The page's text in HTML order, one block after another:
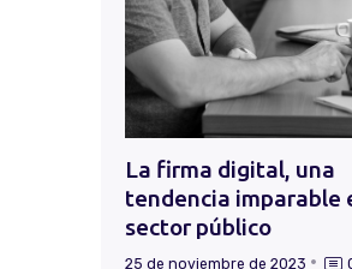
La firma digital, una
tendencia imparable
sector público
25 de noviembre de 2023